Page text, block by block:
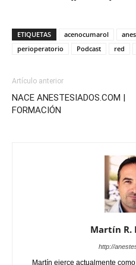
ETIQUETAS acenocumarol
perioperatorio
Podcast red
Artículo anterior
NACE ANESTESIADOS.COM |
FORMACIÓN
Martín R.
http://
Martín ejerce actualmente